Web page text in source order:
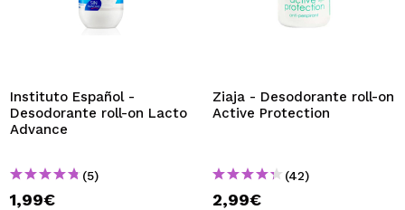
Instituto Español -
Desodorante roll-on Lacto
Advance
(5)
1,99€
Ziaja - Desodorante roll-on
Active Protection
(42)
2,99€